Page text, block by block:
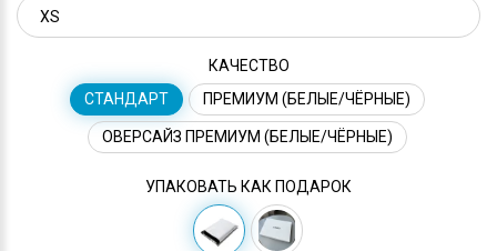
КАЧЕСТВО
СТАНДАРТ
ПРЕМИУМ (БЕЛЫЕ/ЧЁРНЫЕ)
ОВЕРСАЙЗ ПРЕМИУМ (БЕЛЫЕ/ЧЁРНЫЕ)
УПАКОВАТЬ КАК ПОДАРОК